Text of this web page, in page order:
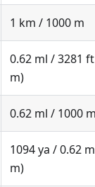
1 km / 1000 m
0.62 ml / 3281
m)
0.62 ml / 1000
1094 ya / 0.62
m)